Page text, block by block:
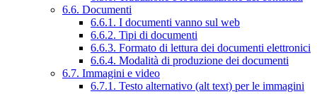
6.6. Documenti
6.6.1. I documenti vanno sul web
6.6.2. Tipi di documenti
6.6.3. Formato di lettura dei documenti elettronici
6.6.4. Modalità di produzione dei documenti
6.7. Immagini e video
6.7.1. Testo alternativo (alt text) per le immagini